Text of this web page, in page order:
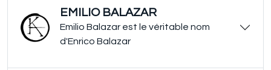
EMILIO BALAZAR
Emilio Balazar est le véritable nom
d'Enrico Balazar